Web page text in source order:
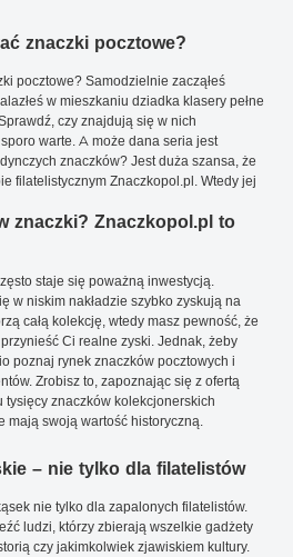
znaczki pocztowe?
pocztowe? Samodzielnie zacząłeś
w mieszkaniu dziadka klasery pełne
czy znajdują się w nich
warte. A może dana seria jest
znaczków? Jest duża szansa, że
filatelistycznym Znaczkopol.pl. Wtedy jej
znaczki? Znaczkopol.pl to
staje się poważną inwestycją.
w niskim nakładzie szybko zyskują na
całą kolekcję, wtedy masz pewność, że
Ci realne zyski. Jednak, żeby
poznaj rynek znaczków pocztowych i
Zrobisz to, zapoznając się z ofertą
znaczków kolekcjonerskich
mają swoją wartość historyczną.
– nie tylko dla filatelistów
nie tylko dla zapalonych filatelistów.
ludzi, którzy zbierają wszelkie gadżety
czy jakimkolwiek zjawiskiem kultury.